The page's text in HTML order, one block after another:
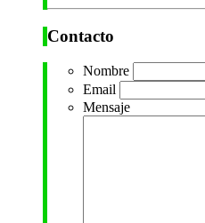
Contacto
Nombre
Email
Mensaje